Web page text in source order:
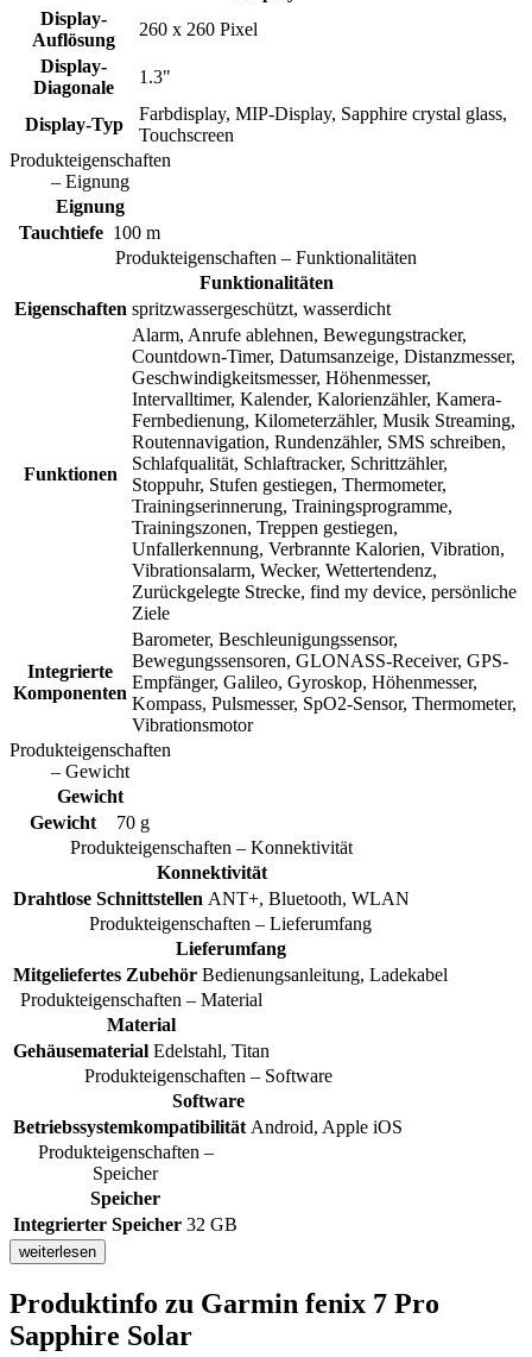
Display-
Auflösung
260 x 260 Pixel
Display-
Diagonale
1.3"
Display-Typ
Farbdisplay, MIP-Display, Sapphire crystal glass,
Touchscreen
Produkteigenschaften
– Eignung
Eignung
Tauchtiefe 100 m
Produkteigenschaften – Funktionalitäten
Funktionalitäten
Eigenschaften spritzwassergeschützt, wasserdicht
Funktionen
Alarm, Anrufe ablehnen, Bewegungstracker,
Countdown-Timer, Datumsanzeige, Distanzmesser,
Geschwindigkeitsmesser, Höhenmesser,
Intervalltimer, Kalender, Kalorienzähler, Kamera-
Fernbedienung, Kilometerzähler, Musik Streaming,
Routennavigation, Rundenzähler, SMS schreiben,
Schlafqualität, Schlaftracker, Schrittzähler,
Stoppuhr, Stufen gestiegen, Thermometer,
Trainingserinnerung, Trainingsprogramme,
Trainingszonen, Treppen gestiegen,
Unfallerkennung, Verbrannte Kalorien, Vibration,
Vibrationsalarm, Wecker, Wettertendenz,
Zurückgelegte Strecke, find my device, persönliche
Ziele
Integrierte
Komponenten
Barometer, Beschleunigungssensor,
Bewegungssensoren, GLONASS-Receiver, GPS-
Empfänger, Galileo, Gyroskop, Höhenmesser,
Kompass, Pulsmesser, SpO2-Sensor, Thermometer,
Vibrationsmotor
Produkteigenschaften
– Gewicht
Gewicht
Gewicht
70 g
Produkteigenschaften – Konnektivität
Konnektivität
Drahtlose Schnittstellen ANT+, Bluetooth, WLAN
Produkteigenschaften – Lieferumfang
Lieferumfang
Mitgeliefertes Zubehör Bedienungsanleitung, Ladekabel
Produkteigenschaften – Material
Material
Gehäusematerial Edelstahl, Titan
Produkteigenschaften – Software
Software
Betriebssystemkompatibilität Android, Apple iOS
Produkteigenschaften –
Speicher
Speicher
Integrierter Speicher 32 GB
weiterlesen
Produktinfo zu Garmin fenix 7 Pro
Sapphire Solar